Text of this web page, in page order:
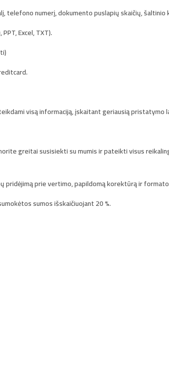
telefono numerį, dokumento puslapių skaičių,
Excel, TXT).
visą informaciją, įskaitant geriausią
greitai susisiekti su mumis ir pateikti visus
prie vertimo, papildomą korektūrą ir
sumos išskaičiuojant 20 %.